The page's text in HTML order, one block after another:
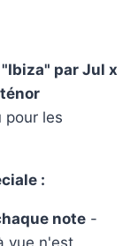
"Ibiza" par Jul x
pour les
:
note-
vue n'est